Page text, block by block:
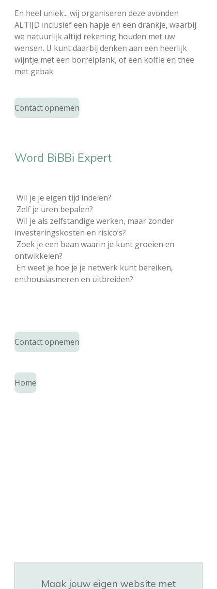
En heel uniek... wij organiseren deze avonden
ALTIJD inclusief een hapje en een drankje, waarbij
we natuurlijk altijd rekening houden met uw
wensen. U kunt daarbij denken aan een heerlijk
wijntje met een borrelplank, of een koffie en thee
met gebak.
Contact opnemen
Word BiBBi Expert
Wil je je eigen tijd indelen?
Zelf je uren bepalen?
​Wil je als zelfstandige werken, maar zonder
investeringskosten en risico’s?​
Zoek je een baan waarin je kunt groeien en
ontwikkelen?​
En weet je hoe je je netwerk kunt bereiken,
enthousiasmeren en uitbreiden?​
Contact opnemen
Home
Maak jouw eigen website met